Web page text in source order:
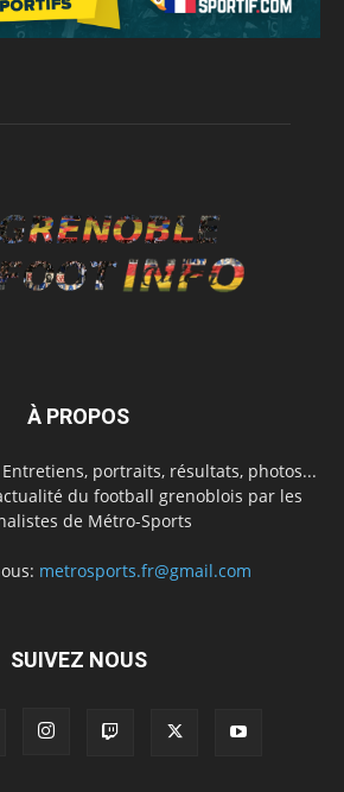
À PROPOS
portraits, résultats, photos...
du football grenoblois par les
de Métro-Sports
metrosports.fr@gmail.com
SUIVEZ NOUS